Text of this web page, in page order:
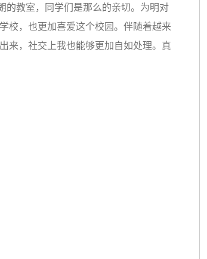
教室，同学们是那么的亲切。为明对
校，也更加喜爱这个校园。伴随着越来
来，社交上我也能够更加自如处理。真